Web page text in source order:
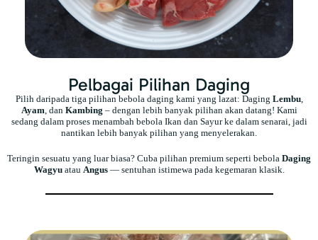
Pelbagai Pilihan Daging
Pilih daripada tiga pilihan bebola daging kami yang lazat: Daging Lembu,
Ayam, dan Kambing – dengan lebih banyak pilihan akan datang! Kami
sedang dalam proses menambah bebola Ikan dan Sayur ke dalam senarai, jadi
nantikan lebih banyak pilihan yang menyelerakan.
Teringin sesuatu yang luar biasa? Cuba pilihan premium seperti bebola Daging
Wagyuatau Angus— sentuhan istimewa pada kegemaran klasik.